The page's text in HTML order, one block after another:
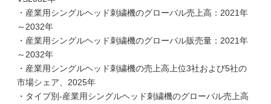
・産業用シングルヘッド刺繍機のグローバル売上高：2021年
～2032年
・産業用シングルヘッド刺繍機のグローバル販売量：2021年
～2032年
・産業用シングルヘッド刺繍機の売上高上位3社および5社の
市場シェア、2025年
・タイプ別-産業用シングルヘッド刺繍機のグローバル売上高